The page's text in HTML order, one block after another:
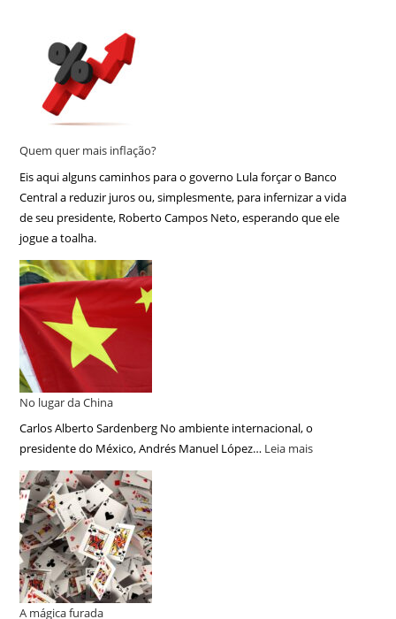
Quem quer mais inflação?
Eis aqui alguns caminhos para o governo Lula forçar o Banco
Central a reduzir juros ou, simplesmente, para infernizar a vida
de seu presidente, Roberto Campos Neto, esperando que ele
jogue a toalha.
No lugar da China
Carlos Alberto Sardenberg No ambiente internacional, o
presidente do México, Andrés Manuel López… Leia mais
A mágica furada